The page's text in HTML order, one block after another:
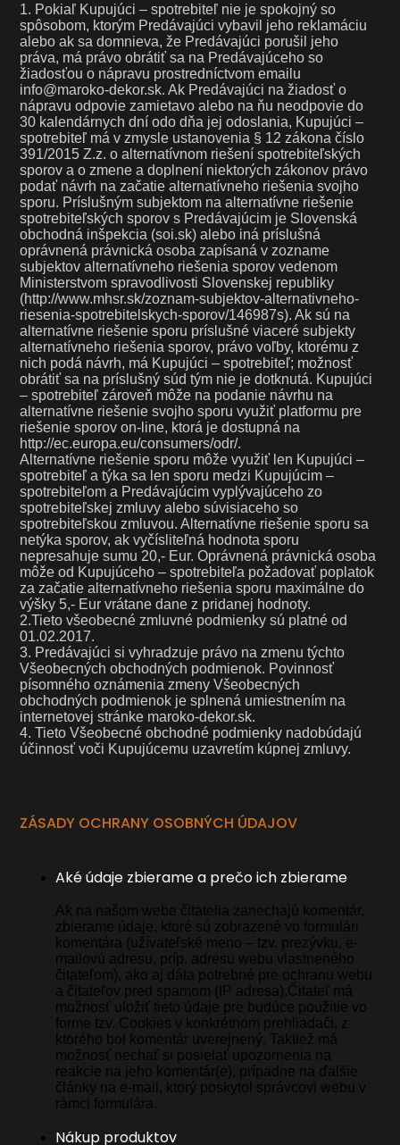
1. Pokiaľ Kupujúci – spotrebiteľ nie je spokojný so
spôsobom, ktorým Predávajúci vybavil jeho reklamáciu
alebo ak sa domnieva, že Predávajúci porušil jeho
práva, má právo obrátiť sa na Predávajúceho so
žiadosťou o nápravu prostredníctvom emailu
info@maroko-dekor.sk. Ak Predávajúci na žiadosť o
nápravu odpovie zamietavo alebo na ňu neodpovie do
30 kalendárnych dní odo dňa jej odoslania, Kupujúci –
spotrebiteľ má v zmysle ustanovenia § 12 zákona číslo
391/2015 Z.z. o alternatívnom riešení spotrebiteľských
sporov a o zmene a doplnení niektorých zákonov právo
podať návrh na začatie alternatívneho riešenia svojho
sporu. Príslušným subjektom na alternatívne riešenie
spotrebiteľských sporov s Predávajúcim je Slovenská
obchodná inšpekcia (soi.sk) alebo iná príslušná
oprávnená právnická osoba zapísaná v zozname
subjektov alternatívneho riešenia sporov vedenom
Ministerstvom spravodlivosti Slovenskej republiky
(http://www.mhsr.sk/zoznam-subjektov-alternativneho-
riesenia-spotrebitelskych-sporov/146987s). Ak sú na
alternatívne riešenie sporu príslušné viaceré subjekty
alternatívneho riešenia sporov, právo voľby, ktorému z
nich podá návrh, má Kupujúci – spotrebiteľ; možnosť
obrátiť sa na príslušný súd tým nie je dotknutá. Kupujúci
– spotrebiteľ zároveň môže na podanie návrhu na
alternatívne riešenie svojho sporu využiť platformu pre
riešenie sporov on-line, ktorá je dostupná na
http://ec.europa.eu/consumers/odr/.
Alternatívne riešenie sporu môže využiť len Kupujúci –
spotrebiteľ a týka sa len sporu medzi Kupujúcim –
spotrebiteľom a Predávajúcim vyplývajúceho zo
spotrebiteľskej zmluvy alebo súvisiaceho so
spotrebiteľskou zmluvou. Alternatívne riešenie sporu sa
netýka sporov, ak vyčísliteľná hodnota sporu
nepresahuje sumu 20,- Eur. Oprávnená právnická osoba
môže od Kupujúceho – spotrebiteľa požadovať poplatok
za začatie alternatívneho riešenia sporu maximálne do
výšky 5,- Eur vrátane dane z pridanej hodnoty.
2.Tieto všeobecné zmluvné podmienky sú platné od
01.02.2017.
3. Predávajúci si vyhradzuje právo na zmenu týchto
Všeobecných obchodných podmienok. Povinnosť
písomného oznámenia zmeny Všeobecných
obchodných podmienok je splnená umiestnením na
internetovej stránke maroko-dekor.sk.
4. Tieto Všeobecné obchodné podmienky nadobúdajú
účinnosť voči Kupujúcemu uzavretím kúpnej zmluvy.
ZÁSADY OCHRANY OSOBNÝCH ÚDAJOV
Aké údaje zbierame a prečo ich zbierame
Ak na našom webe čitatelia zanechajú komentár,
zbierame údaje, ktoré sú zobrazené vo formulári
komentára (užívateľské meno – tzv. prezývku, e-
mailovú adresu, príp. adresu webu vlastneného
čitateľom), ako aj dáta potrebné pre ochranu webu
a čitateľov pred spamom (IP adresa).Čitateľ má
možnosť uložiť tieto údaje pre budúce použitie vo
forme tzv. Cookies v konkrétnom prehliadači, z
ktorého bol komentár uverejnený. Taktiež má
možnosť nechať si posielať upozornenia na
reakcie na jeho komentár(e), prípadne na ďalšie
články na e-mail, ktorý poskytol správcovi webu v
rámci formulára.
Nákup produktov